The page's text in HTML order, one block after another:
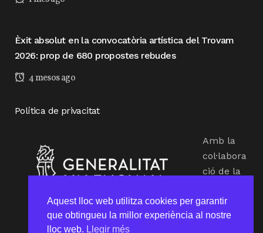
Èxit absolut en la convocatòria artística del Trovam
2026: prop de 680 propostes rebudes
4 mesos ago
Política de privacitat
Amb la
col·labora
ció de la
a
d’Educaci
Aquest lloc web utilitza cookies per garantir
que obtingueu la millor experiència al nostre
lloc web. Llegir més